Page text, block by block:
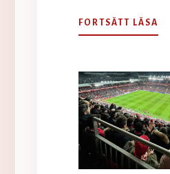
FORTSÄTT LÄSA